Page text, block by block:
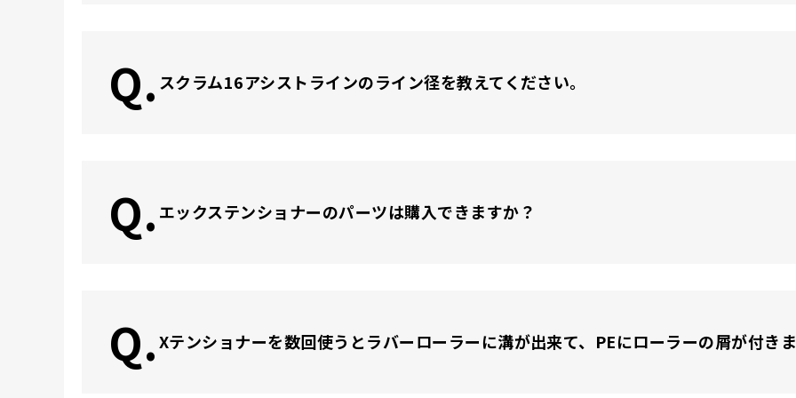
Q. スクラム16アシストラインのライン径を教えてください。
Q. エックステンショナーのパーツは購入できますか？
Q.Xテンショナーを数回使うとラバーローラーに溝が出来て、PEにローラーの屑が付き